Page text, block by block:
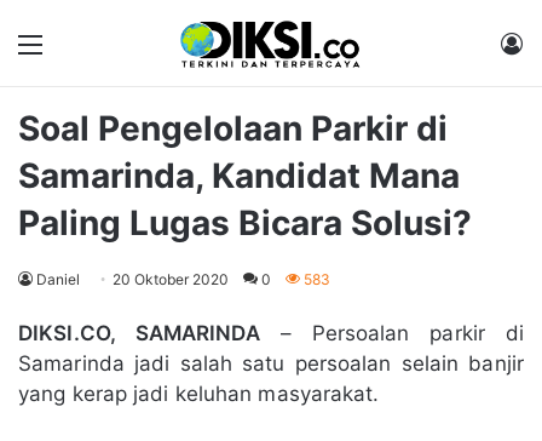
Soal Pengelolaan Parkir di
Samarinda, Kandidat Mana
Paling Lugas Bicara Solusi?
Daniel 20 Oktober 2020 0 583
DIKSI.CO, SAMARINDA– Persoalan parkir di
Samarinda jadi salah satu persoalan selain banjir
yang kerap jadi keluhan masyarakat.